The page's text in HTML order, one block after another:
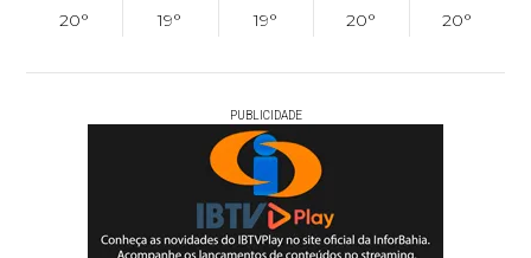
20°
19°
19°
20°
20°
PUBLICIDADE